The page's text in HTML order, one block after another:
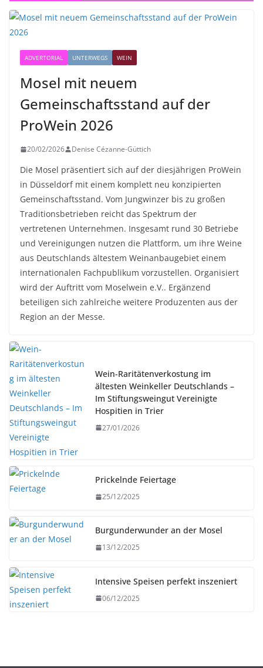
ADVERTORIAL UNTERWEGS WEIN
Mosel mit neuem
Gemeinschaftsstand auf der
ProWein 2026
20/02/2026 Denise Cézanne-Güttich
Die Mosel präsentiert sich auf der diesjährigen ProWein
in Düsseldorf mit einem komplett neu konzipierten
Gemeinschaftsstand. Vom Jungwinzer bis zu großen
Traditionsbetrieben reicht das Spektrum der
vertretenen Unternehmen. Insgesamt rund 30 Betriebe
und Vereinigungen nutzen die Plattform, um ihre Weine
aus Deutschlands ältestem Weinanbaugebiet einem
internationalen Fachpublikum vorzustellen. Organisiert
wird der Auftritt vom Moselwein e.V.. Ergänzend
beteiligen sich zahlreiche weitere Produzenten aus der
Region an der Messe.
Wein-Raritätenverkostung im
ältesten Weinkeller Deutschlands –
Im Stiftungsweingut Vereinigte
Hospitien in Trier
27/01/2026
Prickelnde Feiertage
25/12/2025
Burgunderwunder an der Mosel
13/12/2025
Intensive Speisen perfekt inszeniert
06/12/2025